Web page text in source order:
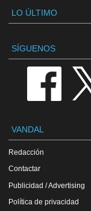
LO ÚLTIMO
SÍGUENOS
VANDAL
Redacción
Contactar
Publicidad / Advertising
Política de privacidad